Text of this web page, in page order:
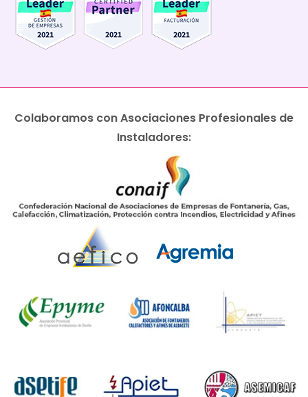
Colaboramos con Asociaciones Profesionales de
Instaladores: